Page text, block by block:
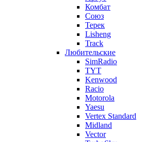
Комбат
Союз
Терек
Lisheng
Track
Любительские
SimRadio
TYT
Kenwood
Racio
Motorola
Yaesu
Vertex Standard
Midland
Vector